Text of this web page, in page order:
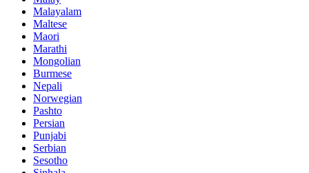
Malayalam
Maltese
Maori
Marathi
Mongolian
Burmese
Nepali
Norwegian
Pashto
Persian
Punjabi
Serbian
Sesotho